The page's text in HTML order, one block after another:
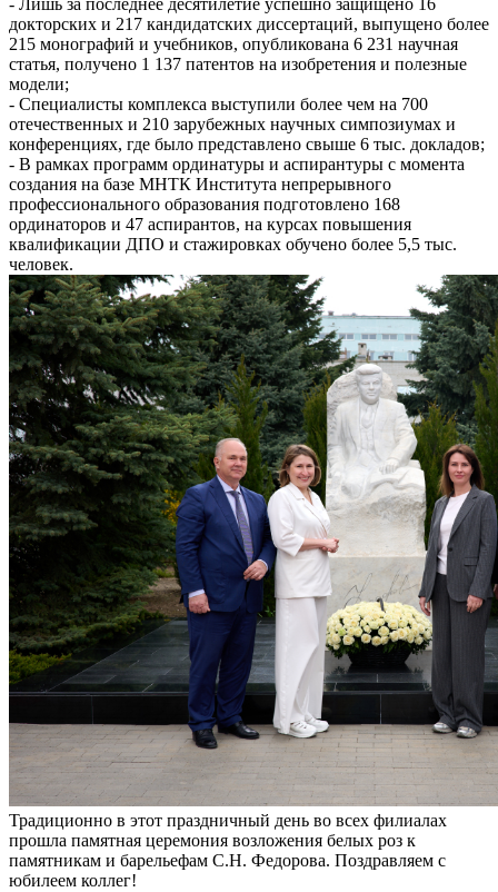
докторских и 217 кандидатских диссертаций, выпущено более
215 монографий и учебников, опубликована 6 231 научная
статья, получено 1 137 патентов на изобретения и полезные
модели;
- Специалисты комплекса выступили более чем на 700
отечественных и 210 зарубежных научных симпозиумах и
конференциях, где было представлено свыше 6 тыс. докладов;
- В рамках программ ординатуры и аспирантуры с момента
создания на базе МНТК Института непрерывного
профессионального образования подготовлено 168
ординаторов и 47 аспирантов, на курсах повышения
квалификации ДПО и стажировках обучено более 5,5 тыс.
человек.
Традиционно в этот праздничный день во всех филиалах
прошла памятная церемония возложения белых роз к
памятникам и барельефам С.Н. Федорова. Поздравляем с
юбилеем коллег!